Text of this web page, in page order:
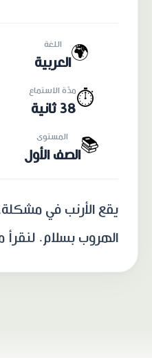
🌍 اللغة
العربية
⏱️مدّة الاستماع
38 ثانية
📚 المستوى
الصف الأول
يقع الأرنب في
الهروب بسلام. لنقرأ